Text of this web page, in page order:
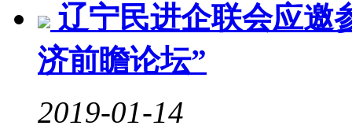
辽宁民进企联会应邀
济前瞻论坛”
2019-01-14